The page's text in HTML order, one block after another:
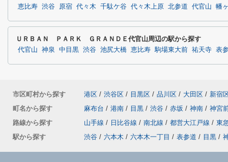
恵比寿 渋谷 原宿 代々木 千駄ケ谷 代々木上原 北参道 代官山 幡
ＵＲＢＡＮ ＰＡＲＫ ＧＲＡＮＤＥ代官山周辺の駅から探す
代官山 神泉 中目黒 渋谷 池尻大橋 恵比寿 駒場東大前 祐天寺 表
市区町村から探す 港区 / 渋谷区 / 目黒区 / 品川区 / 大田区 / 新宿
町名から探す
麻布台 / 港南 / 目黒 / 渋谷 / 赤坂 / 神南 / 神宮
路線から探す
山手線 / 日比谷線 / 南北線 / 都営大江戸線 / 東
駅から探す
渋谷 / 六本木 / 六本木一丁目 / 表参道 / 目黒 /